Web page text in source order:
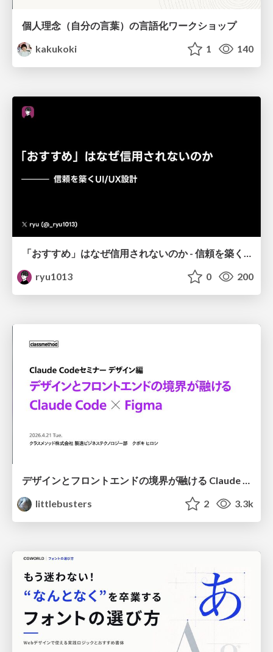
個人理念（自分の言葉）の言語化ワークショップ
kakukoki
1 140
ryu1013
0 200
デザインとフロントエンドの境界が融ける Claude Code × Figma
littlebusters
2 3.3k